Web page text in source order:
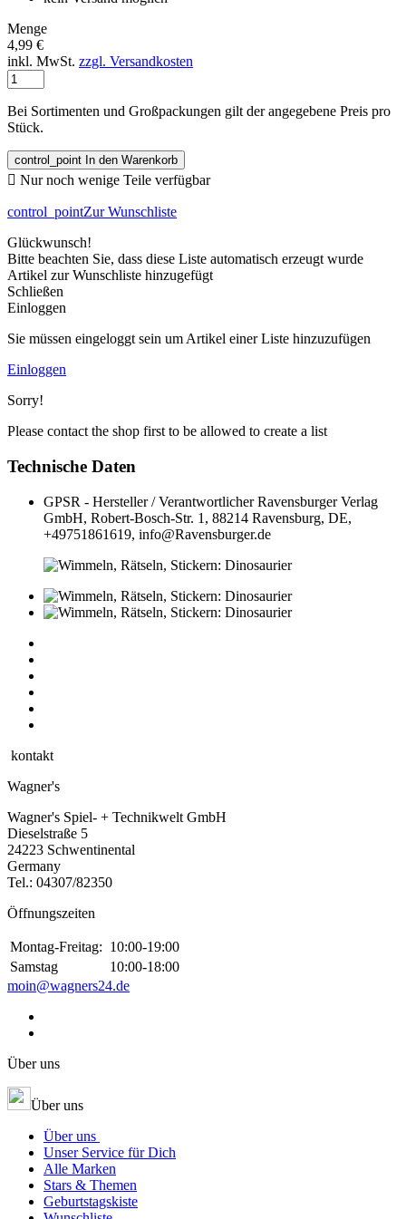
Menge
4,99 €
inkl. MwSt. zzgl. Versandkosten
Bei Sortimenten und Großpackungen gilt der angegebene Preis pro
Stück.
control_point In den Warenkorb
 Nur noch wenige Teile verfügbar
control_pointZur Wunschliste
Glückwunsch!
Bitte beachten Sie, dass diese Liste automatisch erzeugt wurde
Artikel zur Wunschliste hinzugefügt
Schließen
Einloggen
Sie müssen eingeloggt sein um Artikel einer Liste hinzuzufügen
Einloggen
Sorry!
Please contact the shop first to be allowed to create a list
Technische Daten
GPSR - Hersteller / Verantwortlicher Ravensburger Verlag
GmbH, Robert-Bosch-Str. 1, 88214 Ravensburg, DE,
+49751861619, info@Ravensburger.de
kontakt
Wagner's
Wagner's Spiel- + Technikwelt GmbH
Dieselstraße 5
24223 Schwentinental
Germany
Tel.: 04307/82350
Öffnungszeiten
Montag-Freitag: 10:00-19:00
Samstag
10:00-18:00
moin@wagners24.de
Über uns
Über uns
Über uns
Unser Service für Dich
Alle Marken
Stars & Themen
Geburtstagskiste